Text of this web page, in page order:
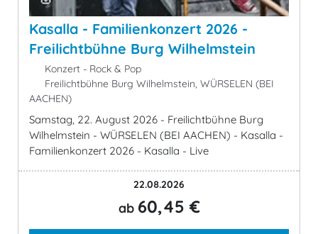
Kasalla - Familienkonzert 2026 -
Freilichtbühne Burg Wilhelmstein
Konzert - Rock & Pop
Freilichtbühne Burg Wilhelmstein, WÜRSELEN (BEI
AACHEN)
Samstag, 22. August 2026 - Freilichtbühne Burg
Wilhelmstein - WÜRSELEN (BEI AACHEN) - Kasalla -
Familienkonzert 2026 - Kasalla - Live
22.08.2026
ab 60,45 €